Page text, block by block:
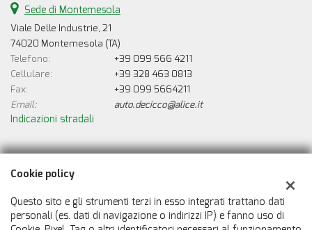
Sede di Montemesola
Viale Delle Industrie, 21
74020 Montemesola (TA)
Telefono:
+39 099 566 4211
Cellulare:
+39 328 463 0813
Fax:
+39 099 5664211
Email:
auto.decicco@alice.it
Indicazioni stradali
Dati fiscali:
De Cicco Auto
Viale Delle Industrie, 21, Montemesola (TA)
C.F/P.IVA:00388550733
Cookie policy
Questo sito e gli strumenti terzi in esso integrati trattano dati
personali (es. dati di navigazione o indirizzi IP) e fanno uso di